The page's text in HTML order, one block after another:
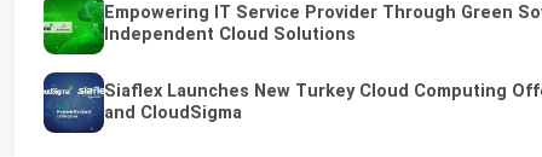
Empowering IT Service Provider Through Green
Independent Cloud Solutions
Siaflex Launches New Turkey Cloud Computing
and CloudSigma